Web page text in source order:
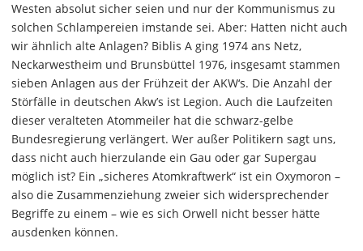
Westen absolut sicher seien und nur der Kommunismus zu
solchen Schlampereien imstande sei. Aber: Hatten nicht auch
wir ähnlich alte Anlagen? Biblis A ging 1974 ans Netz,
Neckarwestheim und Brunsbüttel 1976, insgesamt stammen
sieben Anlagen aus der Frühzeit der AKW‘s. Die Anzahl der
Störfälle in deutschen Akw’s ist Legion. Auch die Laufzeiten
dieser veralteten Atommeiler hat die schwarz-gelbe
Bundesregierung verlängert. Wer außer Politikern sagt uns,
dass nicht auch hierzulande ein Gau oder gar Supergau
möglich ist? Ein „sicheres Atomkraftwerk“ ist ein Oxymoron –
also die Zusammenziehung zweier sich widersprechender
Begriffe zu einem – wie es sich Orwell nicht besser hätte
ausdenken können.